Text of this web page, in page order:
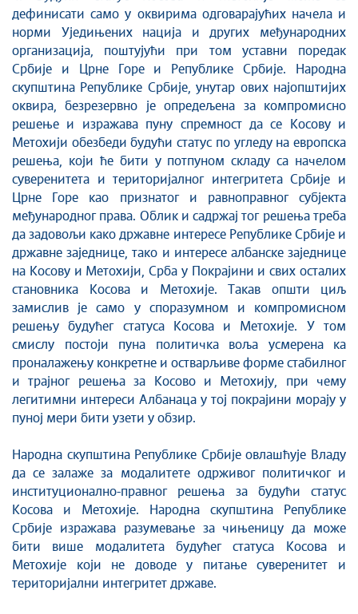
дефинисати само у оквирима одговарајућих начела и
норми Уједињених нација и других међународних
организација, поштујући при том уставни поредак
Србије и Црне Горе и Републике Србије. Народна
скупштина Републике Србије, унутар ових најопштијих
оквира, безрезервно је опредељена за компромисно
решење и изражава пуну спремност да се Косову и
Метохији обезбеди будући статус по угледу на европска
решења, који ће бити у потпуном складу са начелом
суверенитета и територијалног интегритета Србије и
Црне Горе као признатог и равноправног субјекта
међународног права. Облик и садржај тог решења треба
да задовољи како државне интересе Републике Србије и
државне заједнице, тако и интересе албанске заједнице
на Косову и Метохији, Срба у Покрајини и свих осталих
становника Косова и Метохије. Такав општи циљ
замислив је само у споразумном и компромисном
решењу будућег статуса Косова и Метохије. У том
смислу постоји пуна политичка воља усмерена ка
проналажењу конкретне и остварљиве форме стабилног
и трајног решења за Косово и Метохију, при чему
легитимни интереси Албанаца у тој покрајини морају у
пуној мери бити узети у обзир.
Народна скупштина Републике Србије овлашћује Владу
да се залаже за модалитете одрживог политичког и
институционално-правног решења за будући статус
Косова и Метохије. Народна скупштина Републике
Србије изражава разумевање за чињеницу да може
бити више модалитета будућег статуса Косова и
Метохије који не доводе у питање суверенитет и
територијални интегритет државе.